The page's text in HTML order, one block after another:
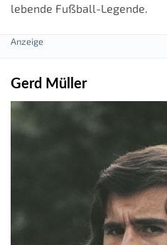
lebende Fußball-Legende.
Gerd Müller